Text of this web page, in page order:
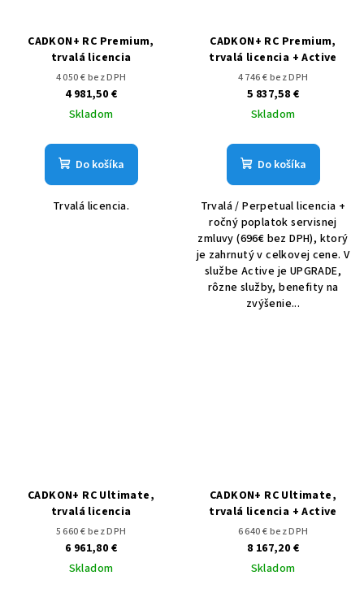
CADKON+ RC Premium,
trvalá licencia
4 050 € bez DPH
4 981,50 €
Skladom
Do košíka
Trvalá licencia.
CADKON+ RC Premium,
trvalá licencia + Active
4 746 € bez DPH
5 837,58 €
Skladom
Do košíka
Trvalá / Perpetual licencia +
ročný poplatok servisnej
zmluvy (696€ bez DPH), ktorý
je zahrnutý v celkovej cene. V
službe Active je UPGRADE,
rôzne služby, benefity na
zvýšenie...
CADKON+ RC Ultimate,
trvalá licencia
5 660 € bez DPH
6 961,80 €
Skladom
CADKON+ RC Ultimate,
trvalá licencia + Active
6 640 € bez DPH
8 167,20 €
Skladom